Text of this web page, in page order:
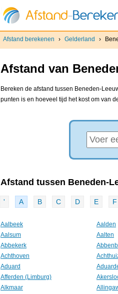
Afstand berekenen › Gelderland ›
Afstand van
Bereken de afstand tussen Beneden-
punten is en hoeveel tijd het kost om van
Afstand tussen Beneden-
' A B C D E F
Aalbeek Aalden
Aalsum
Aalten
Abbekerk
Achthoven
Aduard
Afferden (Limburg)
Alkmaar